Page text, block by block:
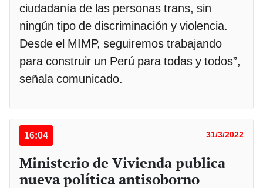
ciudadanía de las personas trans, sin
ningún tipo de discriminación y violencia.
Desde el MIMP, seguiremos trabajando
para construir un Perú para todas y todos”,
señala comunicado.
16:04 31/3/2022
Ministerio de Vivienda publica
nueva política antisoborno